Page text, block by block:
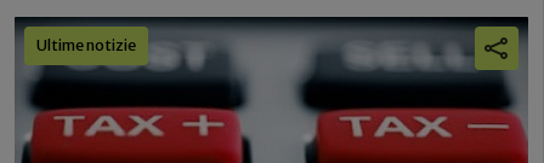
Ultime notizie